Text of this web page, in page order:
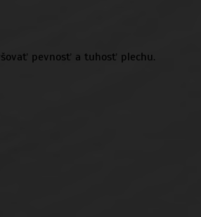
pevnosť a tuhosť plechu.